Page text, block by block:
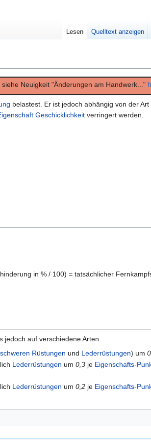
Neuigkeit "Änderungen am Handwerk..."
belastest. Er ist jedoch abhängig von der
Geschicklichkeit verringert werden.
in % / 100) = tatsächlicher
jedoch auf verschiedene Arten.
schweren Rüstungen und Lederrüstungen) um
Lederrüstungen um0,3 je Eigenschafts-
Lederrüstungen um0,2 je Eigenschafts-
Lesen Quelltext anzeigen